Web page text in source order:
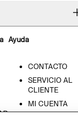
Ayuda
CONTACTO
SERVICIO AL
CLIENTE
MI CUENTA